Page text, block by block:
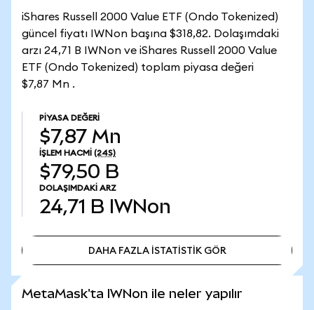
iShares Russell 2000 Value ETF (Ondo Tokenized)
güncel fiyatı IWNon başına $318,82. Dolaşımdaki
arzı 24,71 B IWNon ve iShares Russell 2000 Value
ETF (Ondo Tokenized) toplam piyasa değeri
$7,87 Mn .
PIYASA DEĞERI
$7,87 Mn
İŞLEM HACMI (24S)
$79,50 B
DOLAŞIMDAKI ARZ
24,71 B IWNon
DAHA FAZLA İSTATİSTİK GÖR
MetaMask'ta IWNon ile neler yapılır